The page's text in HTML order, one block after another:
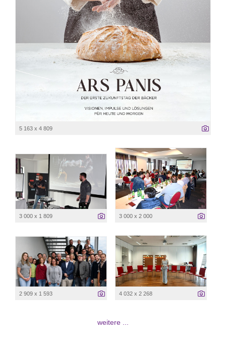
5 163 x 4 809
3 000 x 1 809 3 000 x 2 000
2 909 x 1 593 4 032 x 2 268
weitere ...